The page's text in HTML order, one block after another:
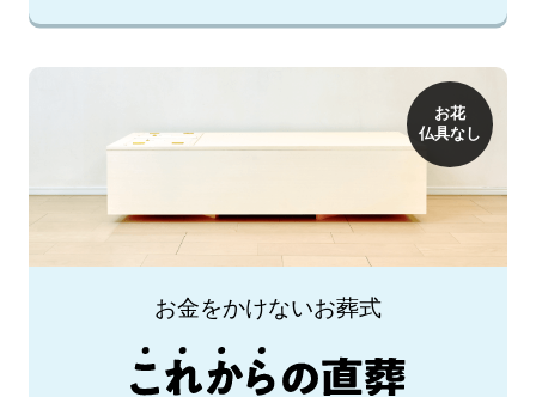
お花
仏具なし
お金をかけないお葬式